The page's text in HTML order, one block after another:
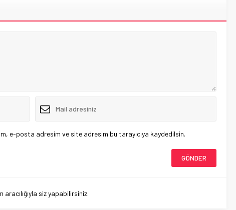
e-posta adresim ve site adresim bu tarayıcıya kaydedilsin.
aracılığıyla siz yapabilirsiniz.